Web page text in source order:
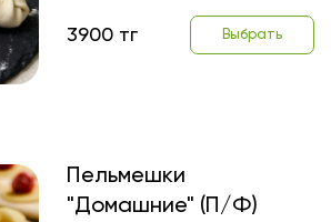
3900 тг Выбрать
Пельмешки
"Домашние" (П/Ф)